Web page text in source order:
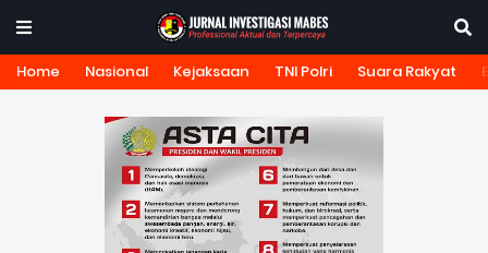
Home Nasional Kejaksaan TNI Polri Suara Rakyat